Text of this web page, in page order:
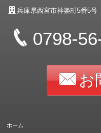
兵庫県西宮市神楽町5番5
0798-
お
ホーム